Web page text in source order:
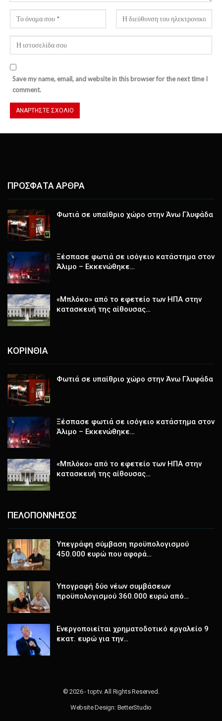
Save my name, email, and website in this browser for the next time I
comment.
ΠΡΟΣΦΑΤΑ ΑΡΘΡΑ
Φωτιά σε υπαίθριο χώρο στην Άνω Γλυφάδα
Ξέσπασε φωτιά σε ισόγειο κατάστημα στον
Άλιμο – Εκκενώθηκε…
«Μπλόκο» από το εφετείο των ΗΠΑ στην
κατασκευή της αίθουσας…
ΚΟΡΙΝΘΙΑ
Φωτιά σε υπαίθριο χώρο στην Άνω Γλυφάδα
Ξέσπασε φωτιά σε ισόγειο κατάστημα στον
Άλιμο – Εκκενώθηκε…
«Μπλόκο» από το εφετείο των ΗΠΑ στην
κατασκευή της αίθουσας…
ΠΕΛΟΠΟΝΝΗΣΟΣ
Υπεγράφη σύμβαση προϋπολογισμού
450.000 ευρώ που αφορά…
Υπογραφή δύο νέων συμβάσεων
προϋπολογισμού 360.000 ευρώ από…
Ενεργοποιείται χρηματοδοτικό εργαλείο 9
εκατ. ευρώ για την…
© 2026 - toptv. All Rights Reserved.
Website Design: BetterStudio